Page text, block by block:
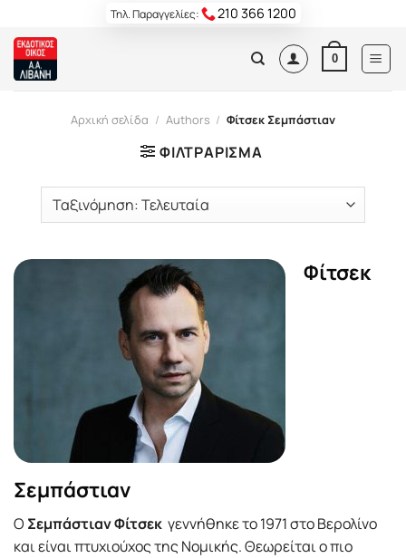
content
Τηλ. Παραγγελίες: 210 366 1200
0
Αρχική σελίδα / Authors / Φίτσεκ Σεμπάστιαν
ΦΙΛΤΡΆΡΙΣΜΑ
Φίτσεκ
Σεμπάστιαν
Ο Σεμπάστιαν Φίτσεκ γεννήθηκε το 1971 στο Βερολίνο
και είναι πτυχιούχος της Νομικής. Θεωρείται ο πιο